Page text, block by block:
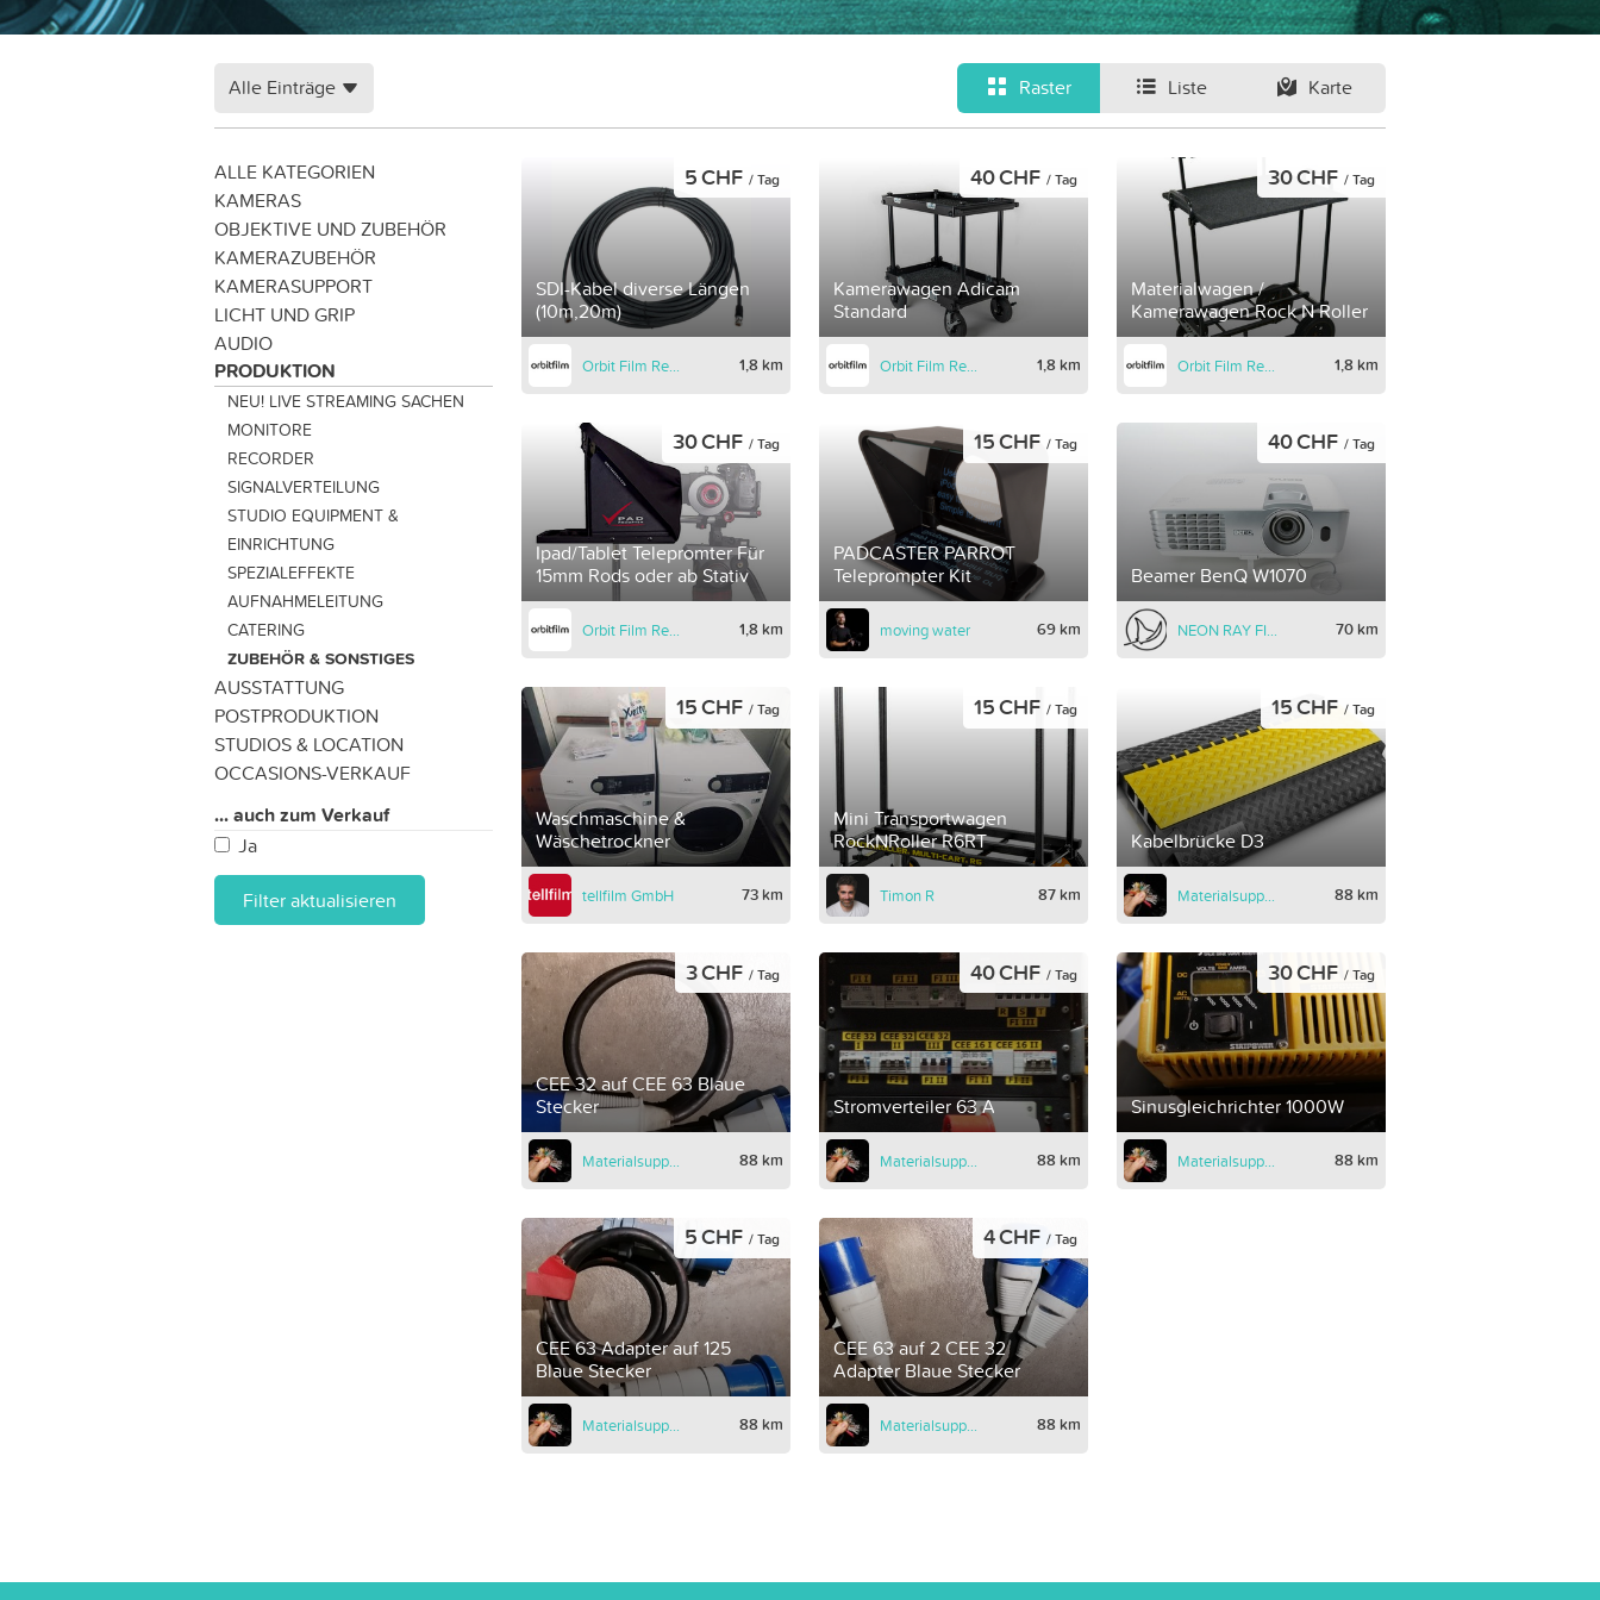
Raster Liste Karte
Alle Einträge
ALLE KATEGORIEN
KAMERAS
OBJEKTIVE UND ZUBEHÖR
KAMERAZUBEHÖR
KAMERASUPPORT
LICHT UND GRIP
AUDIO
PRODUKTION
NEU! LIVE STREAMING SACHEN
MONITORE
RECORDER
SIGNALVERTEILUNG
STUDIO EQUIPMENT &
EINRICHTUNG
SPEZIALEFFEKTE
AUFNAHMELEITUNG
CATERING
ZUBEHÖR & SONSTIGES
AUSSTATTUNG
POSTPRODUKTION
STUDIOS & LOCATION
OCCASIONS-VERKAUF
... auch zum Verkauf
Ja
Filter aktualisieren
SDI-Kabel diverse Längen
(10m,20m)
5 CHF / Tag
Orbit Film Rental 1,8 km
Kamerawagen Adicam
Standard
40 CHF / Tag
Orbit Film Rental 1,8 km
Materialwagen /
Kamerawagen Rock N Roller
30 CHF / Tag
Orbit Film Rental 1,8 km
Ipad/Tablet Telepromter Für
15mm Rods oder ab Stativ
30 CHF / Tag
Orbit Film Rental 1,8 km
PADCASTER PARROT
Teleprompter Kit
15 CHF / Tag
moving water 69 km
Beamer BenQ W1070
40 CHF / Tag
NEON RAY FILMS 70 km
Waschmaschine &
Wäschetrockner
15 CHF / Tag
tellfilm GmbH 73 km
Mini Transportwagen
RockNRoller R6RT
15 CHF / Tag
Timon R 87 km
Kabelbrücke D3
15 CHF / Tag
Materialsupport 88 km
CEE 32 auf CEE 63 Blaue
Stecker
3 CHF / Tag
Materialsupport 88 km
Stromverteiler 63 A
40 CHF / Tag
Materialsupport 88 km
Sinusgleichrichter 1000W
30 CHF / Tag
Materialsupport 88 km
CEE 63 Adapter auf 125
Blaue Stecker
5 CHF / Tag
Materialsupport 88 km
CEE 63 auf 2 CEE 32
Adapter Blaue Stecker
4 CHF / Tag
Materialsupport 88 km